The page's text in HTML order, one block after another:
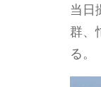
当日
群、
る。